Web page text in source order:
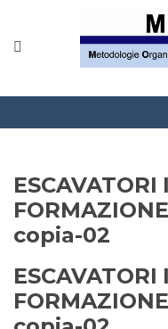
Corsi
CONTATTACI
Questionario
ESCAVATORI
copia-02
ESCAVATORI